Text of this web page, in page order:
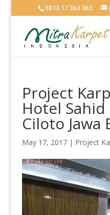
0813 17 363 363
Project
Hotel
Ciloto Jawa
May 17, 2017| Project